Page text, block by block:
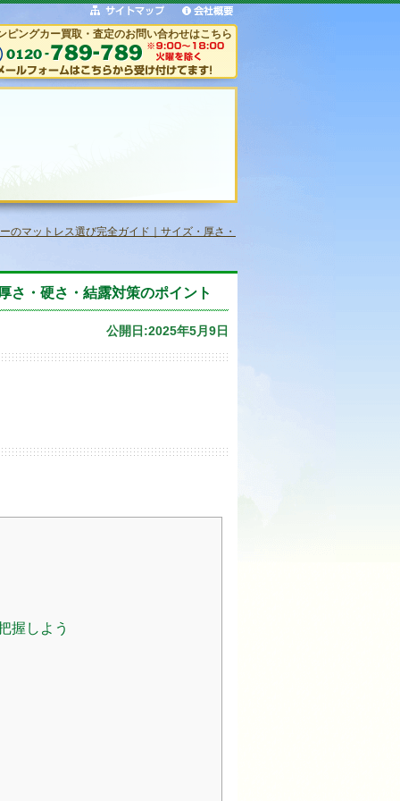
ピングカー買取・査定のお問い合わせはこちら
のマットレス選び完全ガイド｜サイズ・厚さ・
さ・硬さ・結露対策のポイント
公開日:2025年5月9日
握しよう